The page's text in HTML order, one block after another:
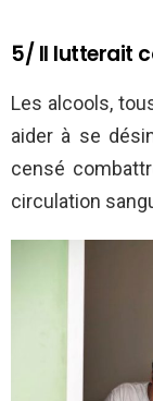
5/ Il lutterait
Les alcools,
aider à se
censé
circulation